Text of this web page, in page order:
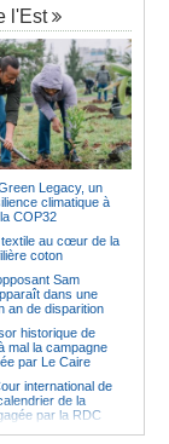
féminine - La Côte
l'Algérie et le
à l'Afrique du Sud
de presse de
du 05 août
et l'UA préparent
la prévention et la
conflits
échelonné
démarre
- Le pays
médaille à
l'Est
Legacy, un
climatique à
COP32
textile au cœur de la
coton
Sam
dans une
an de disparition
historique de
mal la campagne
par Le Caire
international de
de la
par la RDC